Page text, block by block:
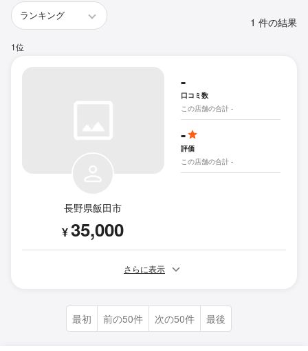
1 件の結果
1位
長野県飯田市
¥35,000
-
口コミ数
この店舗の合計 -
-
評価
この店舗の合計 -
さらに表示
最初 前の50件 次の50件 最後